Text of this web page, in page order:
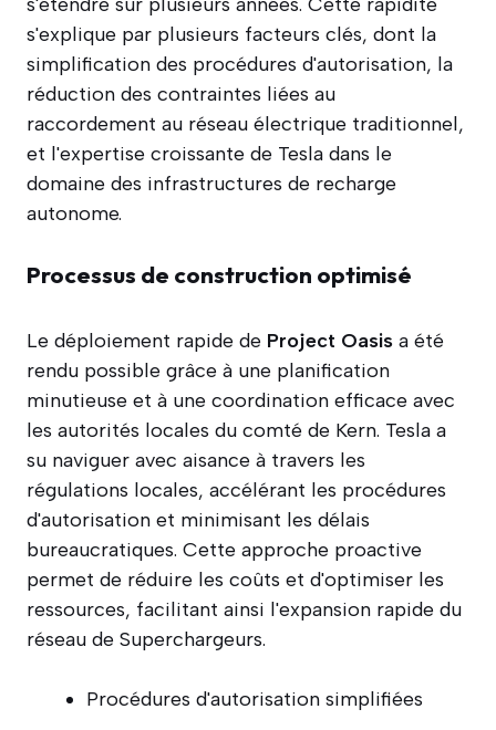
s'explique par plusieurs facteurs clés, dont la
simplification des procédures d'autorisation, la
réduction des contraintes liées au
raccordement au réseau électrique traditionnel,
et l'expertise croissante de Tesla dans le
domaine des infrastructures de recharge
autonome.
Processus de construction optimisé
Le déploiement rapide de Project Oasis a été
rendu possible grâce à une planification
minutieuse et à une coordination efficace avec
les autorités locales du comté de Kern. Tesla a
su naviguer avec aisance à travers les
régulations locales, accélérant les procédures
d'autorisation et minimisant les délais
bureaucratiques. Cette approche proactive
permet de réduire les coûts et d'optimiser les
ressources, facilitant ainsi l'expansion rapide du
réseau de Superchargeurs.
Procédures d'autorisation simplifiées